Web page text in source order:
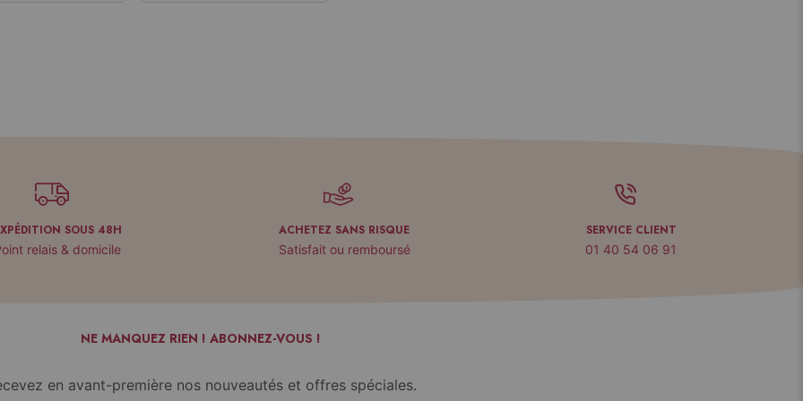
SOUS 48H
relais & domicile
ACHETEZ SANS RISQUE
Satisfait ou remboursé
SERVICE CLIENT
01 40 54 06 91
NE MANQUEZ RIEN ! ABONNEZ-VOUS !
en avant-première nos nouveautés et offres spéciales.